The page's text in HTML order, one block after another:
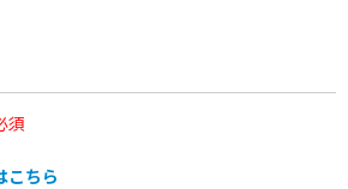
須
こちら